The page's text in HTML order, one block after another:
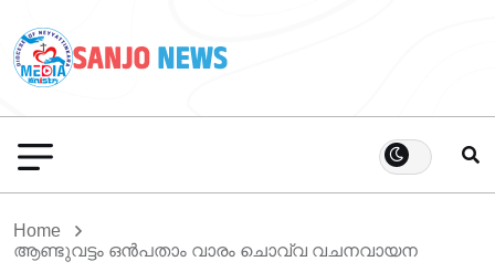
Home
ആണ്ടുവട്ടം ഒൻപതാം വാരം ചൊവ്വ വചനവായന